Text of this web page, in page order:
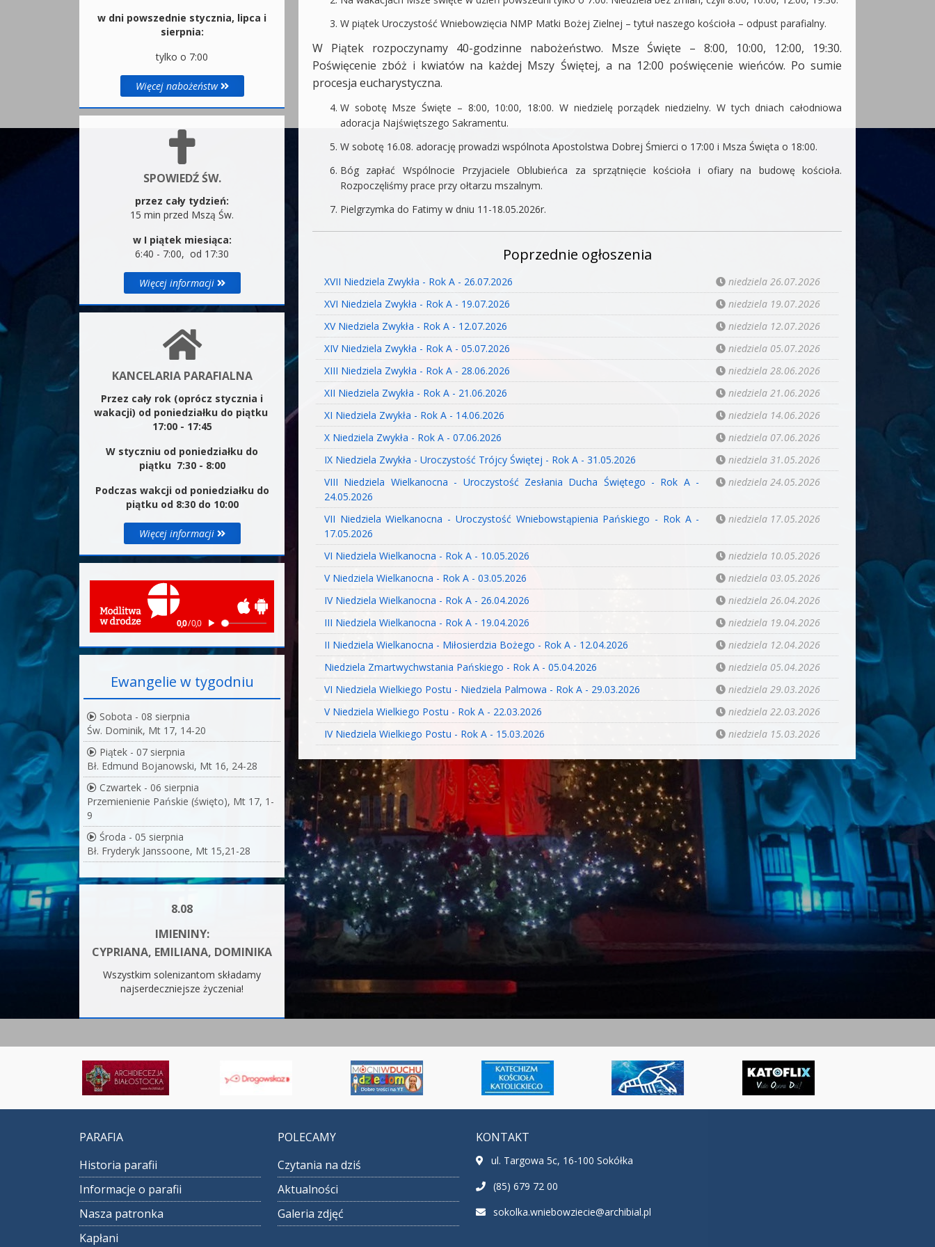
w dni powszednie stycznia, lipca i
sierpnia:
tylko o 7:00
Więcej nabożeństw
SPOWIEDŹ ŚW.
przez cały tydzień:
15 min przed Mszą Św.
w I piątek miesiąca:
6:40 - 7:00, od 17:30
Więcej informacji
KANCELARIA PARAFIALNA
Przez cały rok (oprócz stycznia i
wakacji) od poniedziałku do piątku
17:00 - 17:45
W styczniu od poniedziałku do
piątku 7:30 - 8:00
Podczas wakcji od poniedziałku do
piątku od 8:30 do 10:00
Więcej informacji
Ewangelie w tygodniu
Sobota - 08 sierpnia
Św. Dominik, Mt 17, 14-20
Piątek - 07 sierpnia
Bł. Edmund Bojanowski, Mt 16, 24-28
Czwartek - 06 sierpnia
Przemienienie Pańskie (święto), Mt 17, 1-
9
Środa - 05 sierpnia
Bł. Fryderyk Janssoone, Mt 15,21-28
8.08
IMIENINY:
CYPRIANA, EMILIANA, DOMINIKA
Wszystkim solenizantom składamy
najserdeczniejsze życzenia!
W piątek Uroczystość Wniebowzięcia NMP Matki Bożej Zielnej – tytuł naszego kościoła – odpust parafialny.
W Piątek rozpoczynamy 40-godzinne nabożeństwo. Msze Święte – 8:00, 10:00, 12:00, 19:30.
Poświęcenie zbóż i kwiatów na każdej Mszy Świętej, a na 12:00 poświęcenie wieńców. Po sumie
procesja eucharystyczna.
W sobotę Msze Święte – 8:00, 10:00, 18:00. W niedzielę porządek niedzielny. W tych dniach całodniowa
adoracja Najświętszego Sakramentu.
W sobotę 16.08. adorację prowadzi wspólnota Apostolstwa Dobrej Śmierci o 17:00 i Msza Święta o 18:00.
Bóg zapłać Wspólnocie Przyjaciele Oblubieńca za sprzątnięcie kościoła i ofiary na budowę kościoła.
Rozpoczęliśmy prace przy ołtarzu mszalnym.
Pielgrzymka do Fatimy w dniu 11-18.05.2026r.
Poprzednie ogłoszenia
XVII Niedziela Zwykła - Rok A - 26.07.2026
niedziela 26.07.2026
XVI Niedziela Zwykła - Rok A - 19.07.2026
niedziela 19.07.2026
XV Niedziela Zwykła - Rok A - 12.07.2026
niedziela 12.07.2026
XIV Niedziela Zwykła - Rok A - 05.07.2026
niedziela 05.07.2026
XIII Niedziela Zwykła - Rok A - 28.06.2026
niedziela 28.06.2026
XII Niedziela Zwykła - Rok A - 21.06.2026
niedziela 21.06.2026
XI Niedziela Zwykła - Rok A - 14.06.2026
niedziela 14.06.2026
X Niedziela Zwykła - Rok A - 07.06.2026
niedziela 07.06.2026
IX Niedziela Zwykła - Uroczystość Trójcy Świętej - Rok A - 31.05.2026
niedziela 31.05.2026
VIII Niedziela Wielkanocna - Uroczystość Zesłania Ducha Świętego - Rok A -
24.05.2026
niedziela 24.05.2026
VII Niedziela Wielkanocna - Uroczystość Wniebowstąpienia Pańskiego - Rok A -
17.05.2026
niedziela 17.05.2026
VI Niedziela Wielkanocna - Rok A - 10.05.2026
niedziela 10.05.2026
V Niedziela Wielkanocna - Rok A - 03.05.2026
niedziela 03.05.2026
IV Niedziela Wielkanocna - Rok A - 26.04.2026
niedziela 26.04.2026
III Niedziela Wielkanocna - Rok A - 19.04.2026
niedziela 19.04.2026
II Niedziela Wielkanocna - Miłosierdzia Bożego - Rok A - 12.04.2026
niedziela 12.04.2026
Niedziela Zmartwychwstania Pańskiego - Rok A - 05.04.2026
niedziela 05.04.2026
VI Niedziela Wielkiego Postu - Niedziela Palmowa - Rok A - 29.03.2026
niedziela 29.03.2026
V Niedziela Wielkiego Postu - Rok A - 22.03.2026
niedziela 22.03.2026
IV Niedziela Wielkiego Postu - Rok A - 15.03.2026
niedziela 15.03.2026
PARAFIA
Historia parafii
Informacje o parafii
Nasza patronka
Kapłani
POLECAMY
Czytania na dziś
Aktualności
Galeria zdjęć
KONTAKT
ul. Targowa 5c, 16-100 Sokółka
(85) 679 72 00
sokolka.wniebowziecie@archibial.pl